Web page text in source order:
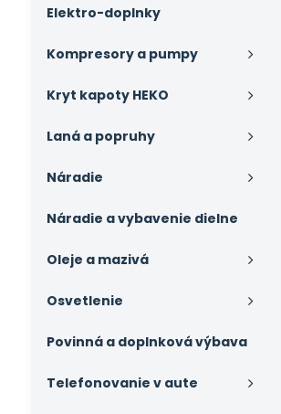
Elektro-doplnky
Kompresory a pumpy
Kryt kapoty HEKO
Laná a popruhy
Náradie
Náradie a vybavenie dielne
Oleje a mazivá
Osvetlenie
Povinná a doplnková výbava
Telefonovanie v aute